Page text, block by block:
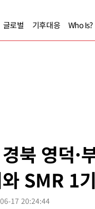
글로벌 기후대응 Who Is?
북 영덕·
SMR 1
17 20:24:44